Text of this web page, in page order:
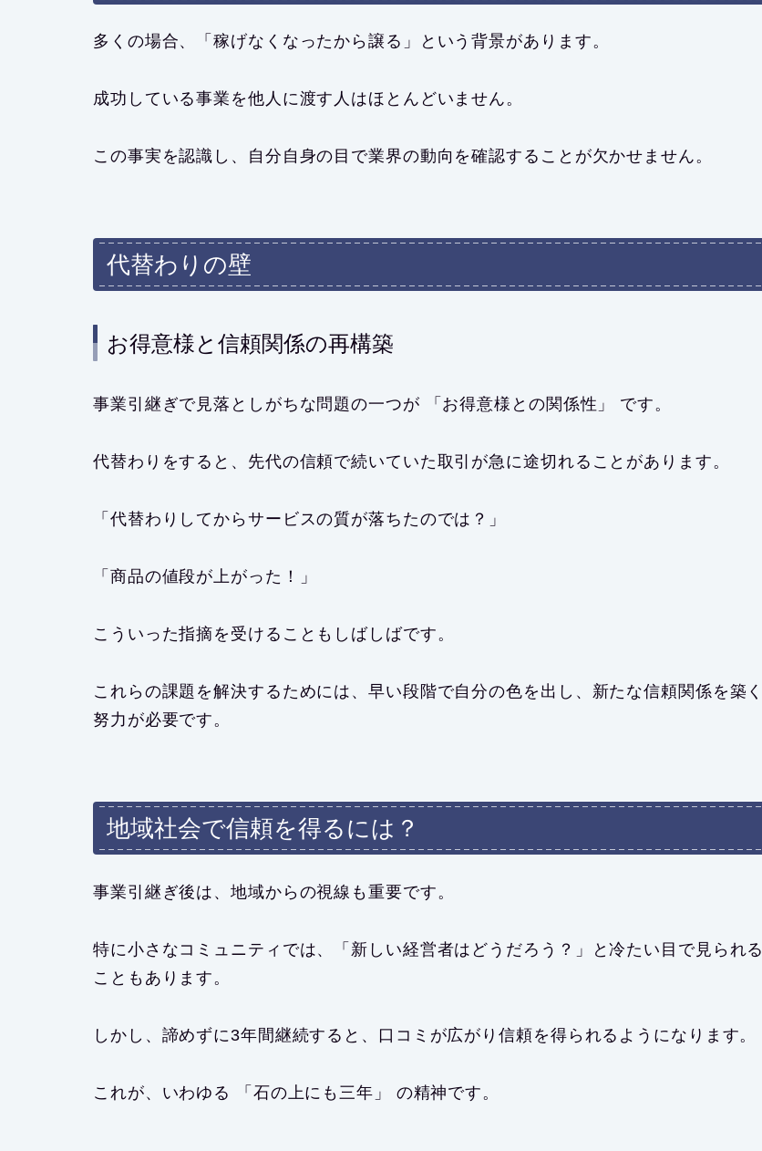
多くの場合、「稼げなくなったから譲る」という背景があります。
成功している事業を他人に渡す人はほとんどいません。
この事実を認識し、自分自身の目で業界の動向を確認することが欠かせません。
代替わりの壁
お得意様と信頼関係の再構築
事業引継ぎで見落としがちな問題の一つが 「お得意様との関係性」 です。
代替わりをすると、先代の信頼で続いていた取引が急に途切れることがあります。
「代替わりしてからサービスの質が落ちたのでは？」
「商品の値段が上がった！」
こういった指摘を受けることもしばしばです。
これらの課題を解決するためには、早い段階で自分の色を出し、新たな信頼関係を築く
努力が必要です。
地域社会で信頼を得るには？
事業引継ぎ後は、地域からの視線も重要です。
特に小さなコミュニティでは、「新しい経営者はどうだろう？」と冷たい目で見られる
こともあります。
しかし、諦めずに3年間継続すると、口コミが広がり信頼を得られるようになります。
これが、いわゆる 「石の上にも三年」 の精神です。